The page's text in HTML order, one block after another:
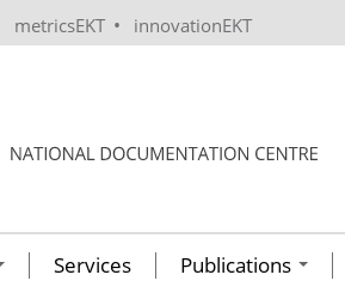
metricsEKT • innovationEKT
Services Publications